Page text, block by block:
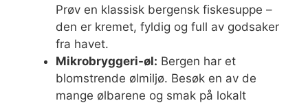
Prøv en klassisk bergensk fiskesuppe –
den er kremet, fyldig og full av godsaker
fra havet.
Mikrobryggeri-øl: Bergen har et
blomstrende ølmiljø. Besøk en av de
mange ølbarene og smak på lokalt